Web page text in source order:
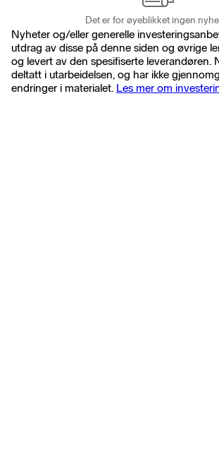
Det er for øyeblikket ingen
Nyheter og/eller generelle
utdrag av disse på denne siden og øvrige
og levert av den spesifiserte leverandøren.
deltatt i utarbeidelsen, og har ikke
endringer i materialet. Les mer om